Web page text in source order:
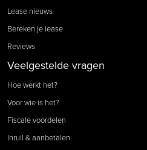
Lease nieuws
Bereken je lease
Reviews
Veelgestelde vragen
Hoe werkt het?
Voor wie is het?
Fiscale voordelen
Inruil & aanbetalen